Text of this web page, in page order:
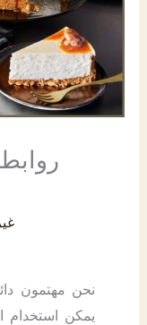
نحن مهتمون
يمكن استخدام